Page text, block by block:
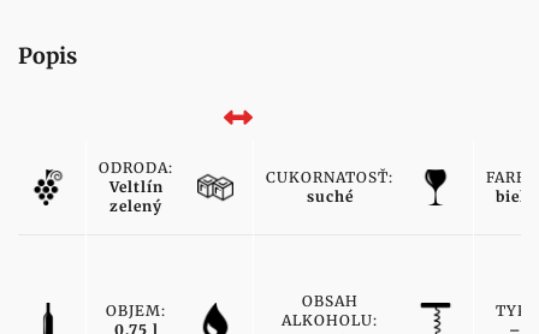
Popis
ODRODA:
Veltlín
zelený
CUKORNATOSŤ:
suché
biele
OBJEM:
0,75 l
OBSAH
ALKOHOLU:
TYP:
–